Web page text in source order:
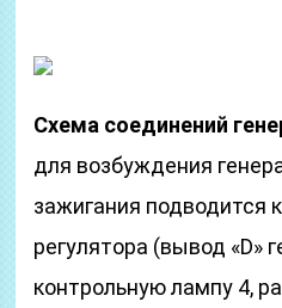
Схема соединений
для возбуждения
зажигания подводится
регулятора (вывод «D»
контрольную лампу 4,